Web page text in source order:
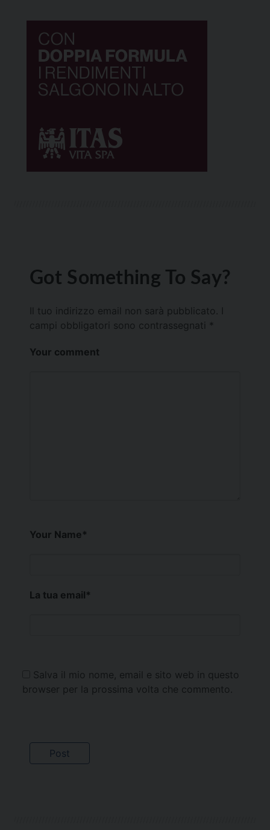
Got Something To Say?
Il tuo indirizzo email non sarà pubblicato.
campi obbligatori sono contrassegnati *
Your comment
Your Name*
La tua email*
Salva il mio nome, email e sito web in questo
browser per la prossima volta che commento.